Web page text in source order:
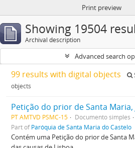
Print preview
Showing 19504
Archival description
Advanced search
99 results with digital objects
objects
PT AMTVD PSMC-15 Documento simples
Part ofParóquia de Santa Maria do Castelo
Contém uma Petição do prior de Santa